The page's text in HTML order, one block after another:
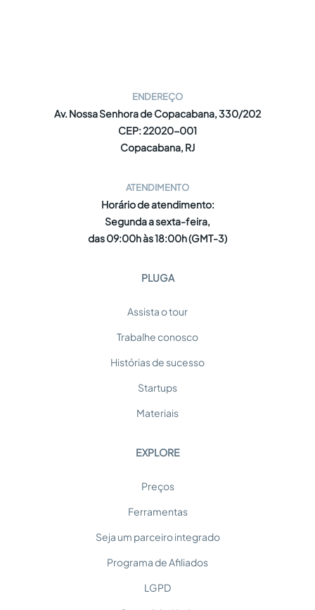
ENDEREÇO
Av. Nossa Senhora de Copacabana, 330/202
CEP: 22020-001
Copacabana, RJ
ATENDIMENTO
Horário de atendimento:
Segunda a sexta-feira,
das 09:00h às 18:00h (GMT-3)
PLUGA
Assista o tour
Trabalhe conosco
Histórias de sucesso
Startups
Materiais
EXPLORE
Preços
Ferramentas
Seja um parceiro integrado
Programa de Afiliados
LGPD